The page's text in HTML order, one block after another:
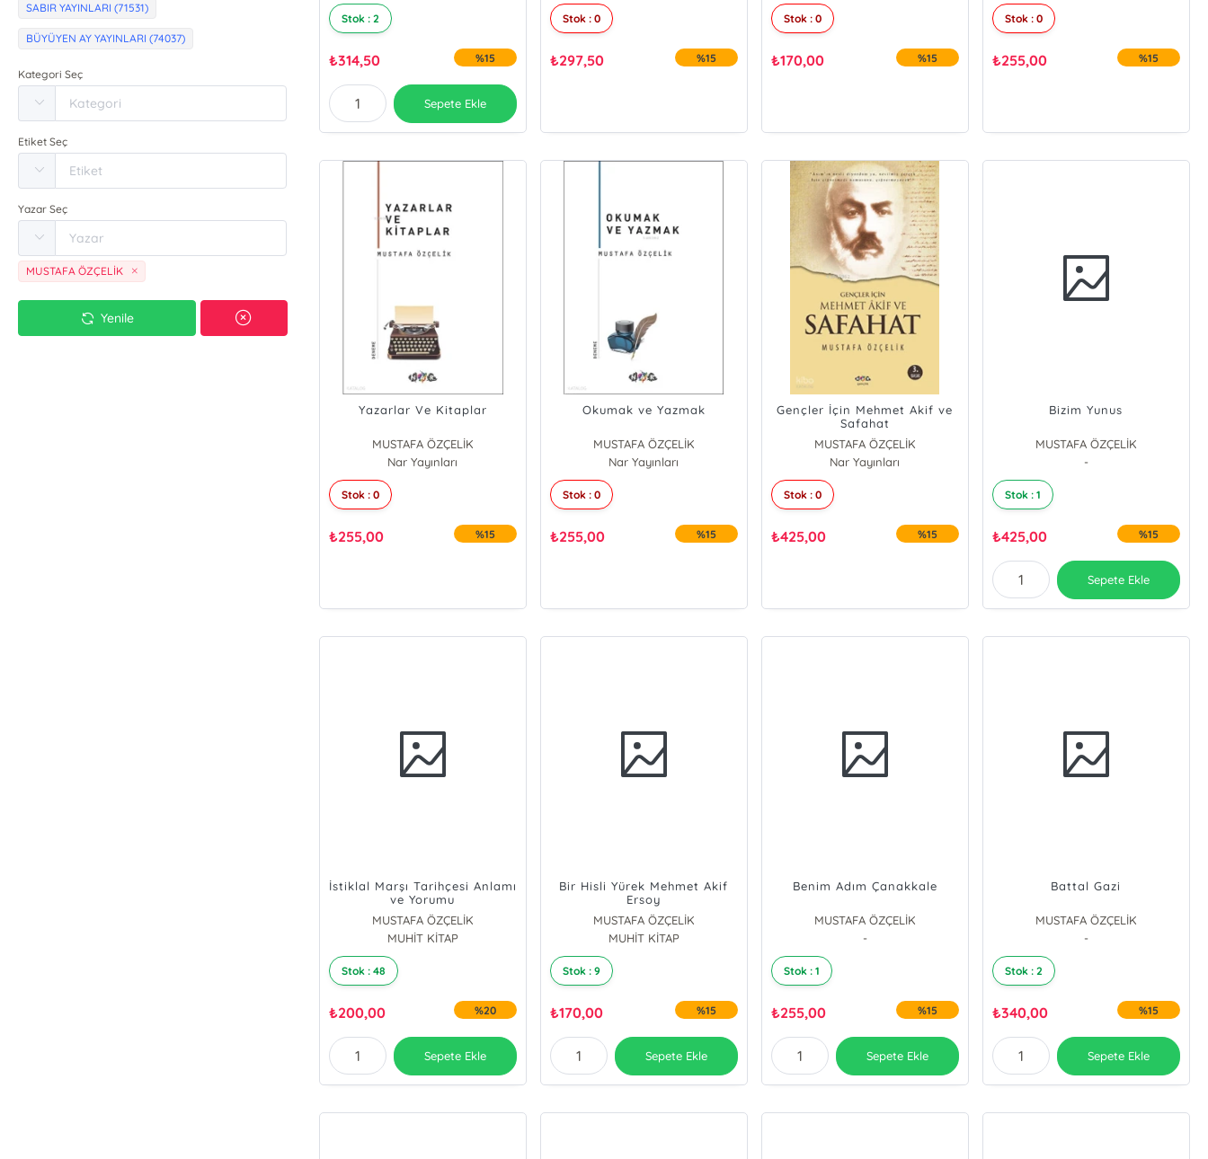
SABIR YAYINLARI (71531)
BÜYÜYEN AY YAYINLARI (74037)
Kategori Seç
Etiket Seç
Yazar Seç
MUSTAFA ÖZÇELİK
Yenile
Stok : 2
₺314,50 %15
Sepete Ekle
Stok : 0
₺297,50 %15
Stok : 0
₺170,00 %15
Stok : 0
₺255,00 %15
Yazarlar Ve Kitaplar
MUSTAFA ÖZÇELİK
Nar Yayınları
Stok : 0
₺255,00 %15
Okumak ve Yazmak
MUSTAFA ÖZÇELİK
Nar Yayınları
Stok : 0
₺255,00 %15
Gençler İçin Mehmet Akif ve
Safahat
MUSTAFA ÖZÇELİK
Nar Yayınları
Stok : 0
₺425,00 %15
Bizim Yunus
MUSTAFA ÖZÇELİK
-
Stok : 1
₺425,00 %15
Sepete Ekle
İstiklal Marşı Tarihçesi Anlamı
ve Yorumu
MUSTAFA ÖZÇELİK
MUHİT KİTAP
Stok : 48
₺200,00 %20
Sepete Ekle
Bir Hisli Yürek Mehmet Akif
Ersoy
MUSTAFA ÖZÇELİK
MUHİT KİTAP
Stok : 9
₺170,00 %15
Sepete Ekle
Benim Adım Çanakkale
MUSTAFA ÖZÇELİK
-
Stok : 1
₺255,00 %15
Sepete Ekle
Battal Gazi
MUSTAFA ÖZÇELİK
-
Stok : 2
₺340,00 %15
Sepete Ekle